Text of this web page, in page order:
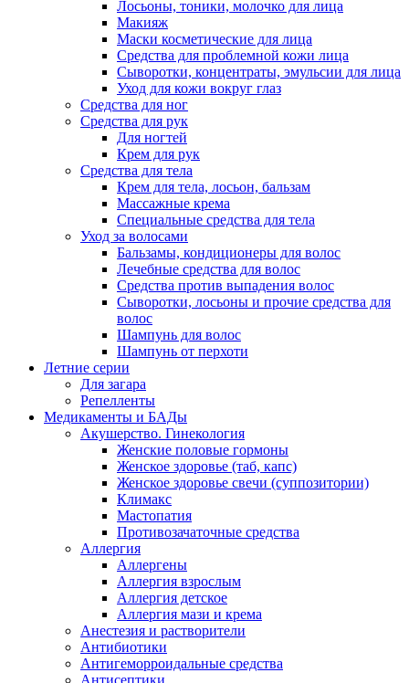
Лосьоны, тоники, молочко для лица
Макияж
Маски косметические для лица
Средства для проблемной кожи лица
Сыворотки, концентраты, эмульсии для лица
Уход для кожи вокруг глаз
Средства для ног
Средства для рук
Для ногтей
Крем для рук
Средства для тела
Крем для тела, лосьон, бальзам
Массажные крема
Специальные средства для тела
Уход за волосами
Бальзамы, кондиционеры для волос
Лечебные средства для волос
Средства против выпадения волос
Сыворотки, лосьоны и прочие средства для
волос
Шампунь для волос
Шампунь от перхоти
Летние серии
Для загара
Репелленты
Медикаменты и БАДы
Акушерство. Гинекология
Женские половые гормоны
Женское здоровье (таб, капс)
Женское здоровье свечи (суппозитории)
Климакс
Мастопатия
Противозачаточные средства
Аллергия
Аллергены
Аллергия взрослым
Аллергия детское
Аллергия мази и крема
Анестезия и растворители
Антибиотики
Антигеморроидальные средства
Антисептики